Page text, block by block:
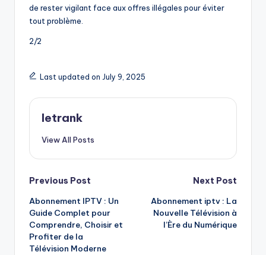
de rester vigilant face aux offres illégales pour éviter
tout problème.
2/2
Last updated on July 9, 2025
letrank
View All Posts
Post
navigation
Previous Post
Abonnement IPTV : Un
Guide Complet pour
Comprendre, Choisir et
Profiter de la
Télévision Moderne
Next Post
Abonnement iptv : La
Nouvelle Télévision à
l’Ère du Numérique